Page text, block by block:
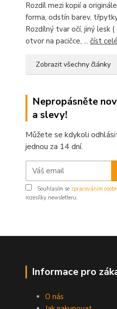
Rozdíl mezi kopií a
forma, odstín barev,
Rozdílný tvar očí, jiný lesk (
otvor na pacičce, ... číst celé
Zobrazit všechny články
Nepropásněte
a slevy!
Můžete se kdykoli
jednou za 14 dní.
Souhlasím se zpracováním
rozesílky newsletteru.
Informace pro
O nás